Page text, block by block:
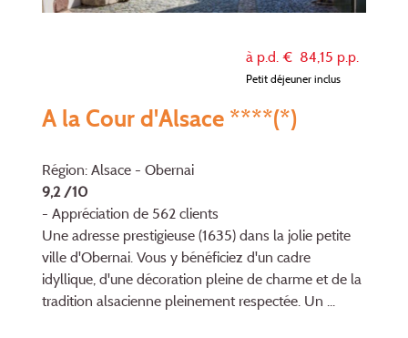
à p.d. € 84,15 p.p.
Petit déjeuner inclus
A la Cour d'Alsace ****(*)
Région: Alsace - Obernai
9,2 /10
- Appréciation de 562 clients
Une adresse prestigieuse (1635) dans la jolie petite
ville d'Obernai. Vous y bénéficiez d'un cadre
idyllique, d'une décora­tion pleine de charme et de la
tradition alsacienne pleinement respectée. Un ...